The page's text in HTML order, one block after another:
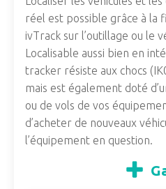
réel est possible grâce à la
ivTrack sur l’outillage ou le
Localisable aussi bien en
tracker résiste aux chocs
mais est également doté
ou de vols de vos
d’acheter de nouveaux
l’équipement en question.